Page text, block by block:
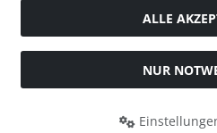
bei Custom Made Bikes,
Custom Made Bikes,
Cervelo und mehr, sofort
ALLE
NUR